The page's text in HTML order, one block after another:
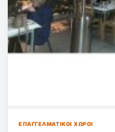
ΕΠΑΓΓΕΛΜΑΤΙΚΟΊ ΧΏΡΟΙ